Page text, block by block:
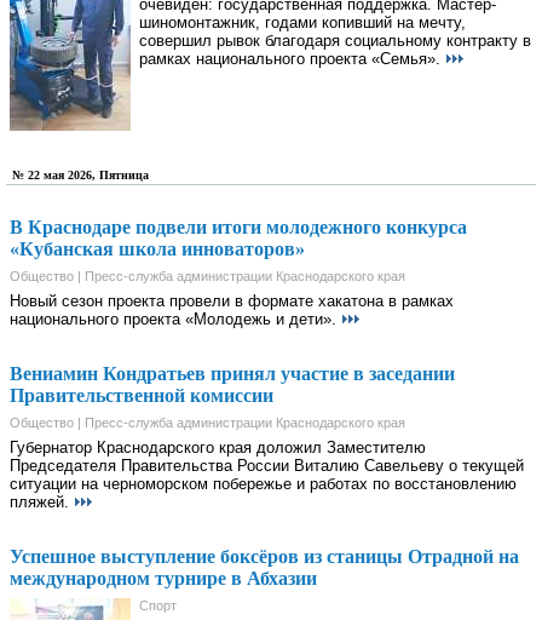
очевиден: государственная поддержка. Мастер-
шиномонтажник, годами копивший на мечту,
совершил рывок благодаря социальному контракту в
рамках национального проекта «Семья».
№ 22 мая 2026, Пятница
В Краснодаре подвели итоги молодежного конкурса
«Кубанская школа инноваторов»
Общество | Пресс-служба администрации Краснодарского края
Новый сезон проекта провели в формате хакатона в рамках
национального проекта «Молодежь и дети».
Вениамин Кондратьев принял участие в заседании
Правительственной комиссии
Общество | Пресс-служба администрации Краснодарского края
Губернатор Краснодарского края доложил Заместителю
Председателя Правительства России Виталию Савельеву о текущей
ситуации на черноморском побережье и работах по восстановлению
пляжей.
Успешное выступление боксёров из станицы Отрадной на
международном турнире в Абхазии
Спорт